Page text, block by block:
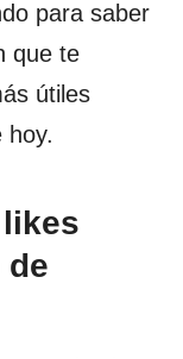
para saber
que te
útiles
hoy.
de